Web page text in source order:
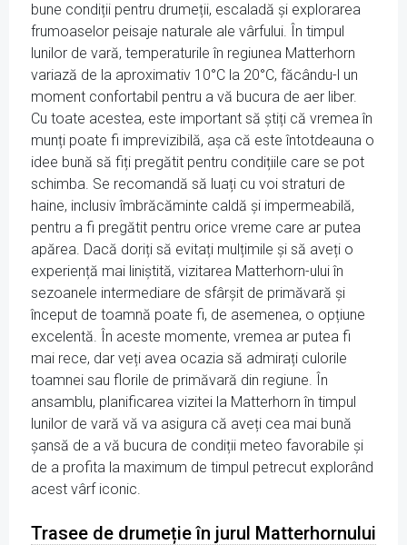
bune condiții pentru drumeții, escaladă și explorarea
frumoaselor peisaje naturale ale vârfului. În timpul
lunilor de vară, temperaturile în regiunea Matterhorn
variază de la aproximativ 10°C la 20°C, făcându-l un
moment confortabil pentru a vă bucura de aer liber.
Cu toate acestea, este important să știți că vremea în
munți poate fi imprevizibilă, așa că este întotdeauna o
idee bună să fiți pregătit pentru condițiile care se pot
schimba. Se recomandă să luați cu voi straturi de
haine, inclusiv îmbrăcăminte caldă și impermeabilă,
pentru a fi pregătit pentru orice vreme care ar putea
apărea. Dacă doriți să evitați mulțimile și să aveți o
experiență mai liniștită, vizitarea Matterhorn-ului în
sezoanele intermediare de sfârșit de primăvară și
început de toamnă poate fi, de asemenea, o opțiune
excelentă. În aceste momente, vremea ar putea fi
mai rece, dar veți avea ocazia să admirați culorile
toamnei sau florile de primăvară din regiune. În
ansamblu, planificarea vizitei la Matterhorn în timpul
lunilor de vară vă va asigura că aveți cea mai bună
șansă de a vă bucura de condiții meteo favorabile și
de a profita la maximum de timpul petrecut explorând
acest vârf iconic.
Trasee de drumeție în jurul Matterhornului